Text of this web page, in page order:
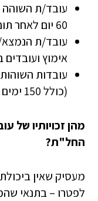
עובד/ת
60 יום לאחר תום החל"ת.
עובד/ת הנמצא/
אימוץ ועובדים
עובדות
(כולל 150 ימים לאחר סיום היעדרותן).
מהן זכויותיו
החל"ת?
מעסיק שאין
לפטרו – בתנאי